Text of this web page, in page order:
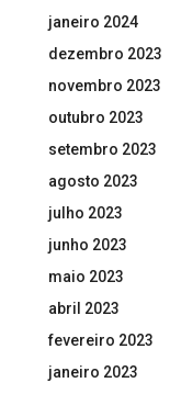
janeiro 2024
dezembro 2023
novembro 2023
outubro 2023
setembro 2023
agosto 2023
julho 2023
junho 2023
maio 2023
abril 2023
fevereiro 2023
janeiro 2023